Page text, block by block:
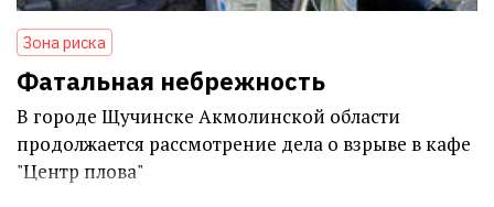
Зона риска
Фатальная небрежность
В городе Щучинске Акмолинской области
продолжается рассмотрение дела о взрыве в кафе
"Центр плова"